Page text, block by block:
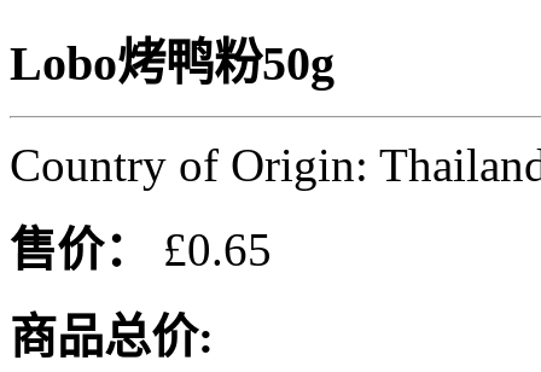
Lobo烤鸭粉50g
Country of Origin:
售价：
£0.65
商品总价: